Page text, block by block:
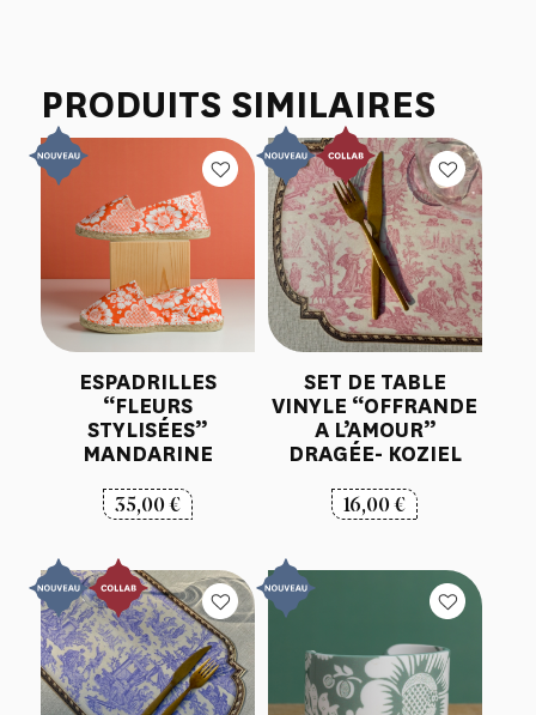
PRODUITS SIMILAIRES
ESPADRILLES
“FLEURS
STYLISÉES”
MANDARINE
35,00€
SET DE TABLE
VINYLE “OFFRANDE
A L’AMOUR”
DRAGÉE- KOZIEL
16,00€